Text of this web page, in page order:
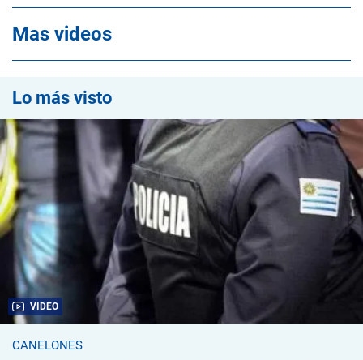
Mas videos
Lo más visto
VIDEO
CANELONES